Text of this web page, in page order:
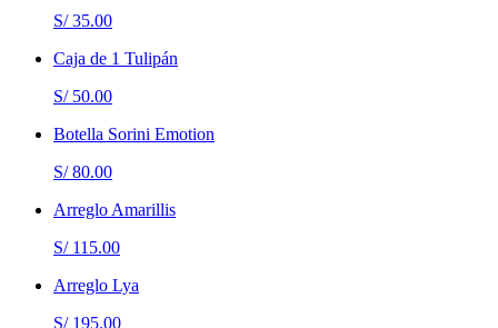
S/ 35.00
Caja de 1 Tulipán
S/ 50.00
Botella Sorini Emotion
S/ 80.00
Arreglo Amarillis
S/ 115.00
Arreglo Lya
S/ 195.00